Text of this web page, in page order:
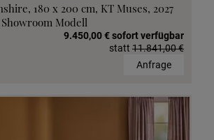
180 x 200 cm, KT Muses, 2027
Modell
9.450,00 € sofort verfügbar
statt 11.841,00 €
Anfrage